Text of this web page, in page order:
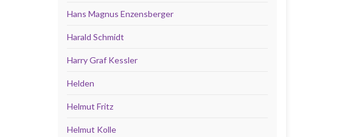
Hans Magnus Enzensberger
Harald Schmidt
Harry Graf Kessler
Helden
Helmut Fritz
Helmut Kolle